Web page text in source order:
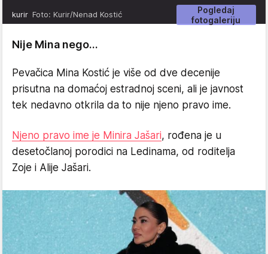
Pogledaj
fotogaleriju
kurir Foto: Kurir/Nenad Kostić
Nije Mina nego...
Pevačica Mina Kostić je više od dve decenije
prisutna na domaćoj estradnoj sceni, ali je javnost
tek nedavno otkrila da to nije njeno pravo ime.
Njeno pravo ime je Minira Jašari, rođena je u
desetočlanoj porodici na Ledinama, od roditelja
Zoje i Alije Jašari.